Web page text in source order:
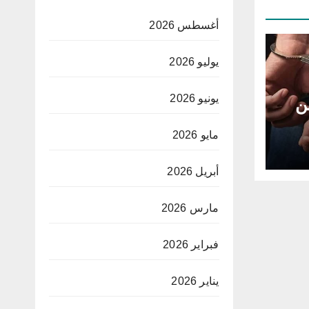
أغسطس 2026
يوليو 2026
يونيو 2026
مايو 2026
أبريل 2026
مارس 2026
فبراير 2026
يناير 2026